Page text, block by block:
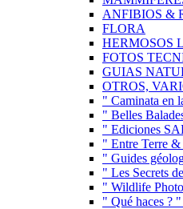
ANFIBIOS &
FLORA
HERMOSOS
FOTOS
GUIAS
OTROS,
" Caminata en
" Belles
" Ediciones
" Entre Terre
" Guides
" Les Secrets
" Wildlife
" Qué haces ?